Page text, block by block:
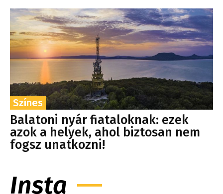
Színes
Balatoni nyár fiataloknak: ezek
azok a helyek, ahol biztosan nem
fogsz unatkozni!
Insta